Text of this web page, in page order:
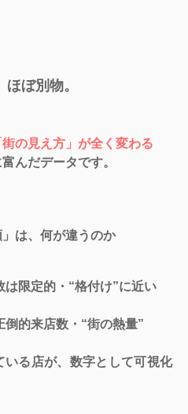
ぼ別物。
の見え方」が全く変わる
んだデータです。
」は、何が違うのか
限定的・“格付け”に近い
的来店数・“街の熱量”
いる店が、数字として可視化